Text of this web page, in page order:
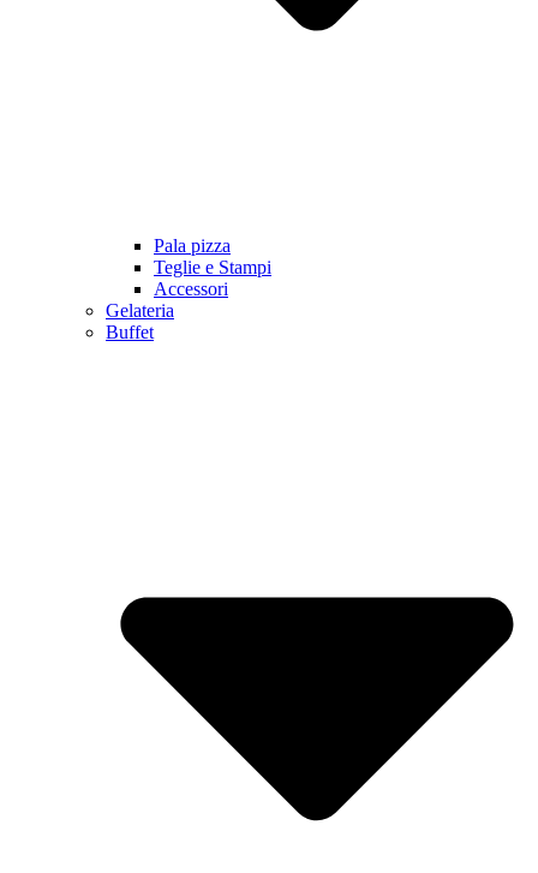
Pala pizza
Teglie e Stampi
Accessori
Gelateria
Buffet